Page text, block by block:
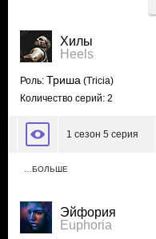
Хилы
Heels
Роль: Триша (Tricia)
Количество серий: 2
1 сезон 5 серия
…БОЛЬШЕ
Эйфория
Euphoria